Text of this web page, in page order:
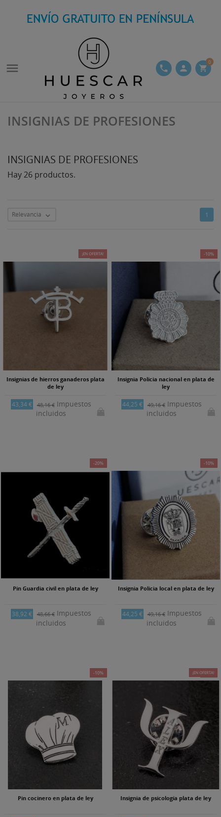
 phone person shopping_cart
0
INSIGNIAS DE PROFESIONES
INSIGNIAS DE PROFESIONES
Hay 26 productos.
Relevancia  1
-10%
¡EN OFERTA!
Insignias de hierros ganaderos plata
de ley
43,34 € 48,16 €Impuestos
incluidos
-10%
Insignia Policia nacional en plata de
ley
44,25 € 49,16 €Impuestos
incluidos
-20%
Pin Guardia civil en plata de ley
38,92 € 48,66 €Impuestos
incluidos
-10%
Insignia Policia local en plata de ley
44,25 € 49,16 €Impuestos
incluidos
-10%
Pin cocinero en plata de ley
-18%
¡EN OFERTA!
Insignia de psicología plata de ley